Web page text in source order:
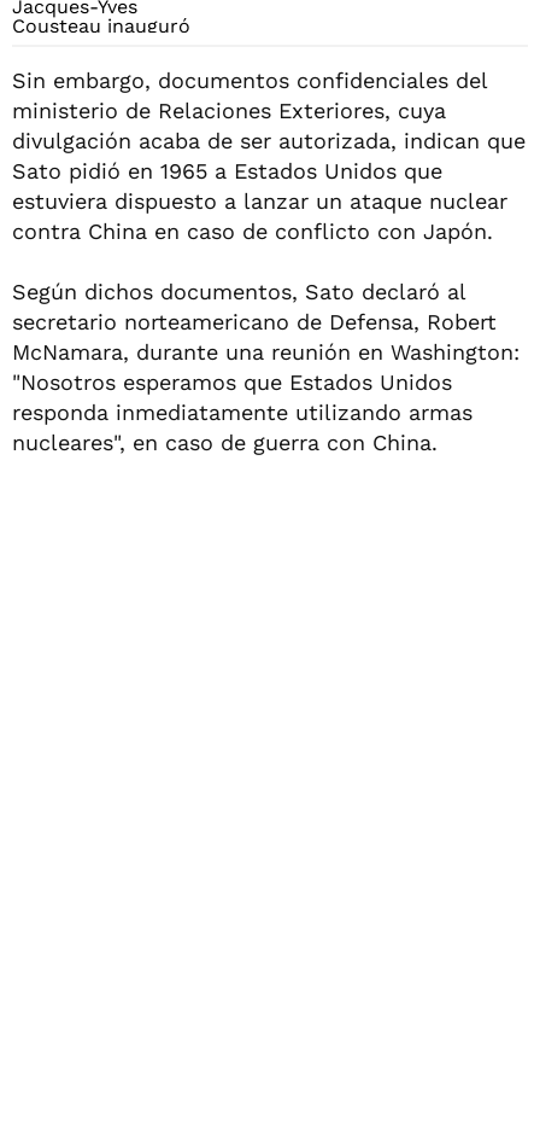
Sin embargo, documentos confidenciales del
ministerio de Relaciones Exteriores, cuya
divulgación acaba de ser autorizada, indican que
Sato pidió en 1965 a Estados Unidos que
estuviera dispuesto a lanzar un ataque nuclear
contra China en caso de conflicto con Japón.
Según dichos documentos, Sato declaró al
secretario norteamericano de Defensa, Robert
McNamara, durante una reunión en Washington:
"Nosotros esperamos que Estados Unidos
responda inmediatamente utilizando armas
nucleares", en caso de guerra con China.